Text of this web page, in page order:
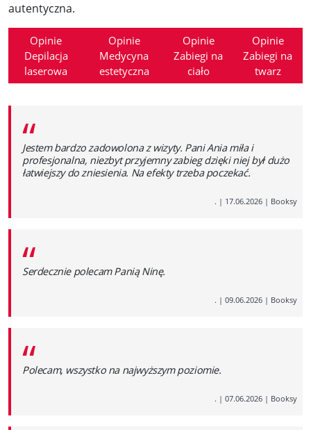
autentyczna.
Opinie
Depilacja
laserowa
Opinie
Medycyna
estetyczna
Opinie
Zabiegi na
ciało
Opinie
Zabiegi na
twarz
“
Jestem bardzo zadowolona z wizyty. Pani Ania miła i
profesjonalna, niezbyt przyjemny zabieg dzięki niej był dużo
łatwiejszy do zniesienia. Na efekty trzeba poczekać.
. | 17.06.2026 | Booksy
“
Serdecznie polecam Panią Ninę.
. | 09.06.2026 | Booksy
“
Polecam, wszystko na najwyższym poziomie.
. | 07.06.2026 | Booksy